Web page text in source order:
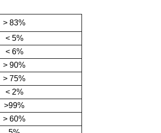
> 83%
< 5%
< 6%
> 90%
> 75%
< 2%
>99%
> 60%